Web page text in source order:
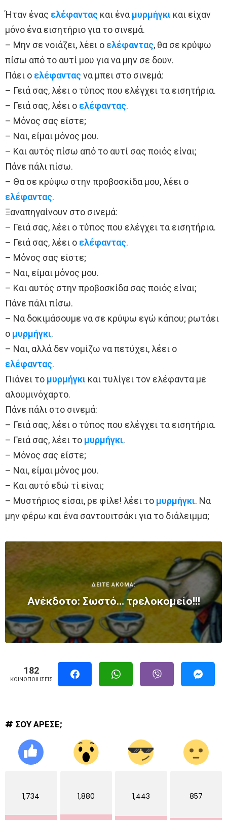
Ήταν ένας ελέφαντας και ένα μυρμήγκι και είχαν
μόνο ένα εισητήριο για το σινεμά.
– Μην σε νοιάζει, λέει ο ελέφαντας, θα σε κρύψω
πίσω από το αυτί μου για να μην σε δουν.
Πάει ο ελέφαντας να μπει στο σινεμά:
– Γειά σας, λέει ο τύπος που ελέγχει τα εισητήρια.
– Γειά σας, λέει ο ελέφαντας.
– Μόνος σας είστε;
– Ναι, είμαι μόνος μου.
– Και αυτός πίσω από το αυτί σας ποιός είναι;
Πάνε πάλι πίσω.
– Θα σε κρύψω στην προβοσκίδα μου, λέει ο
ελέφαντας.
Ξαναπηγαίνουν στο σινεμά:
– Γειά σας, λέει ο τύπος που ελέγχει τα εισητήρια.
– Γειά σας, λέει ο ελέφαντας.
– Μόνος σας είστε;
– Ναι, είμαι μόνος μου.
– Και αυτός στην προβοσκίδα σας ποιός είναι;
Πάνε πάλι πίσω.
– Να δοκιμάσουμε να σε κρύψω εγώ κάπου; ρωτάει
ο μυρμήγκι.
– Ναι, αλλά δεν νομίζω να πετύχει, λέει ο
ελέφαντας.
Πιάνει το μυρμήγκι και τυλίγει τον ελέφαντα με
αλουμινόχαρτο.
Πάνε πάλι στο σινεμά:
– Γειά σας, λέει ο τύπος που ελέγχει τα εισητήρια.
– Γειά σας, λέει το μυρμήγκι.
– Μόνος σας είστε;
– Ναι, είμαι μόνος μου.
– Και αυτό εδώ τί είναι;
– Μυστήριος είσαι, ρε φίλε! λέει το μυρμήγκι. Να
μην φέρω και ένα σαντουιτσάκι για το διάλειμμα;
ΔΕΙΤΕ ΑΚΟΜΑ:
Ανέκδοτο: Σωστό… τρελοκομείο!!!
182
ΚΟΙΝΟΠΟΙΉΣΕΙΣ
# ΣΟΥ ΑΡΕΣΕ;
1,734 1,880 1,443 857